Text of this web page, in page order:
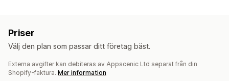
Leksaker och spel
Husdjursprodukter Möbler
Företags- och kontorsprodukter Maskinvara
Bilprodukter
Vuxenprodukter
Sociala medieposter
AI-generering Bildredigering
Priser
Välj den plan som passar ditt företag bäst.
Externa avgifter kan debiteras av Appscenic Ltd separat från din
Shopify-faktura. Mer information